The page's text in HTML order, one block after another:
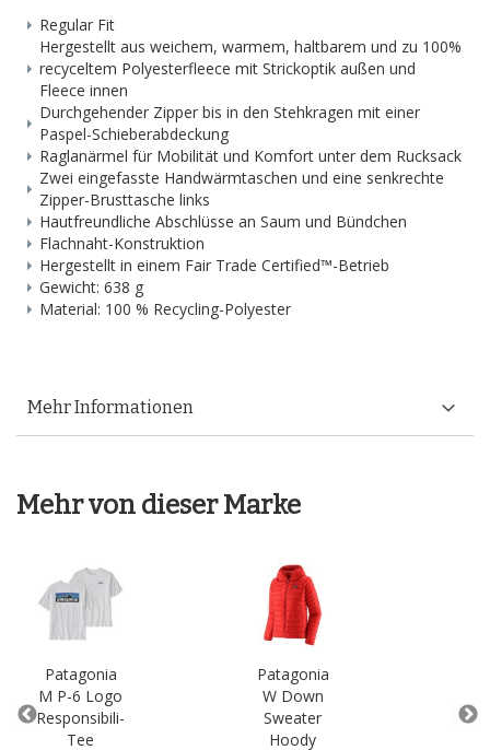
Regular Fit
Hergestellt aus weichem, warmem, haltbarem und zu 100%
recyceltem Polyesterfleece mit Strickoptik außen und
Fleece innen
Durchgehender Zipper bis in den Stehkragen mit einer
Paspel-Schieberabdeckung
Raglanärmel für Mobilität und Komfort unter dem Rucksack
Zwei eingefasste Handwärmtaschen und eine senkrechte
Zipper-Brusttasche links
Hautfreundliche Abschlüsse an Saum und Bündchen
Flachnaht-Konstruktion
Hergestellt in einem Fair Trade Certified™-Betrieb
Gewicht: 638 g
Material: 100 % Recycling-Polyester
Mehr Informationen
Mehr von dieser Marke
Patagonia
M P-6 Logo
Responsibili-
Tee
Patagonia
W Down
Sweater
Hoody